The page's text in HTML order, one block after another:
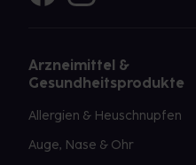
Arzneimittel &
Gesundheitsprodukte
Allergien & Heuschnupfen
Auge, Nase & Ohr